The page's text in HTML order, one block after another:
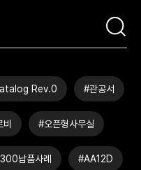
Rev.0 #관공서
#오픈형사무실
납품사례 #AA12D